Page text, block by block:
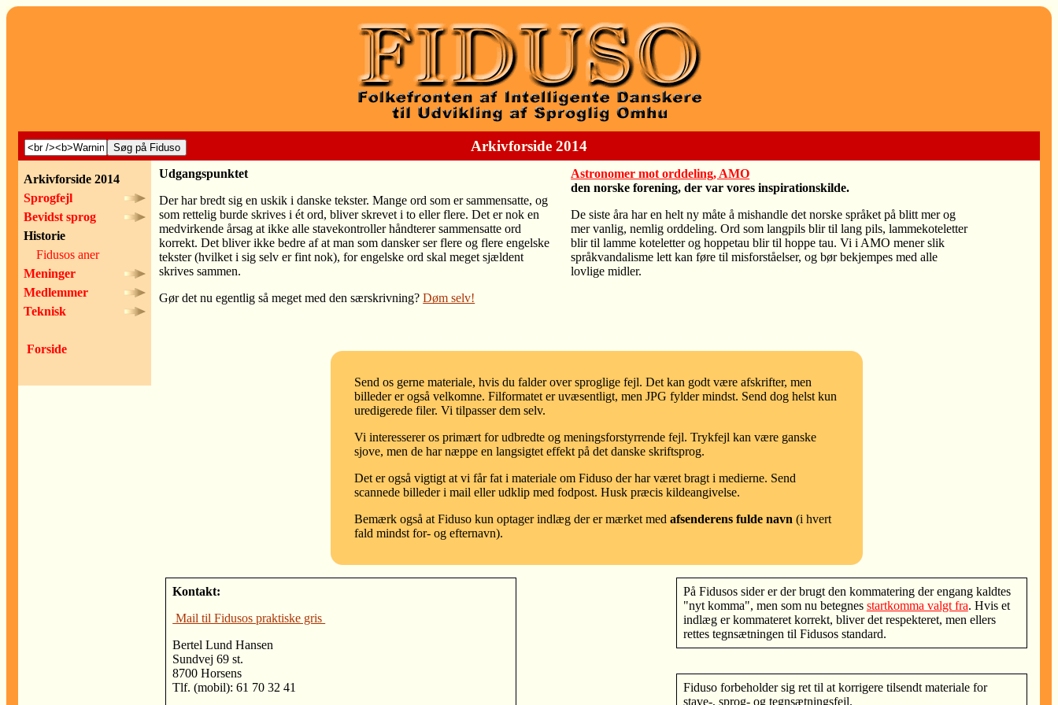
Arkivforside 2014
Arkivforside 2014
Sprogfejl
Bevidst sprog
Historie
Fidusos aner
Meninger
Medlemmer
Teknisk
Forside
Udgangspunktet
Der har bredt sig en uskik i danske tekster. Mange ord som er sammensatte, og
som rettelig burde skrives i ét ord, bliver skrevet i to eller flere. Det er nok en
medvirkende årsag at ikke alle stavekontroller håndterer sammensatte ord
korrekt. Det bliver ikke bedre af at man som dansker ser flere og flere engelske
tekster (hvilket i sig selv er fint nok), for engelske ord skal meget sjældent
skrives sammen.
Gør det nu egentlig så meget med den særskrivning?Døm selv!
Astronomer mot orddeling, AMO
den norske forening, der var vores inspirationskilde.
De siste åra har en helt ny måte å mishandle det norske språket på blitt mer og
mer vanlig, nemlig orddeling. Ord som langpils blir til lang pils, lammekoteletter
blir til lamme koteletter og hoppetau blir til hoppe tau. Vi i AMO mener slik
språkvandalisme lett kan føre til misforståelser, og bør bekjempes med alle
lovlige midler.
Send os gerne materiale, hvis du falder over sproglige fejl. Det kan godt være afskrifter, men
billeder er også velkomne. Filformatet er uvæsentligt, men JPG fylder mindst. Send dog helst kun
uredigerede filer. Vi tilpasser dem selv.
Vi interesserer os primært for udbredte og meningsforstyrrende fejl. Trykfejl kan være ganske
sjove, men de har næppe en langsigtet effekt på det danske skriftsprog.
Det er også vigtigt at vi får fat i materiale om Fiduso der har været bragt i medierne. Send
scannede billeder i mail eller udklip med fodpost. Husk præcis kildeangivelse.
Bemærk også at Fiduso kun optager indlæg der er mærket med afsenderens fulde navn (i hvert
fald mindst for- og efternavn).
Kontakt:
Mail til Fidusos praktiske gris
Bertel Lund Hansen
Sundvej 69 st.
8700 Horsens
Tlf. (mobil): 61 70 32 41
På Fidusos sider er der brugt den kommatering der engang kaldtes
"nyt komma", men som nu betegnes startkomma valgt fra. Hvis et
indlæg er kommateret korrekt, bliver det respekteret, men ellers
rettes tegnsætningen til Fidusos standard.
Fiduso forbeholder sig ret til at korrigere tilsendt materiale for
stave-, sprog- og tegnsætningsfejl.